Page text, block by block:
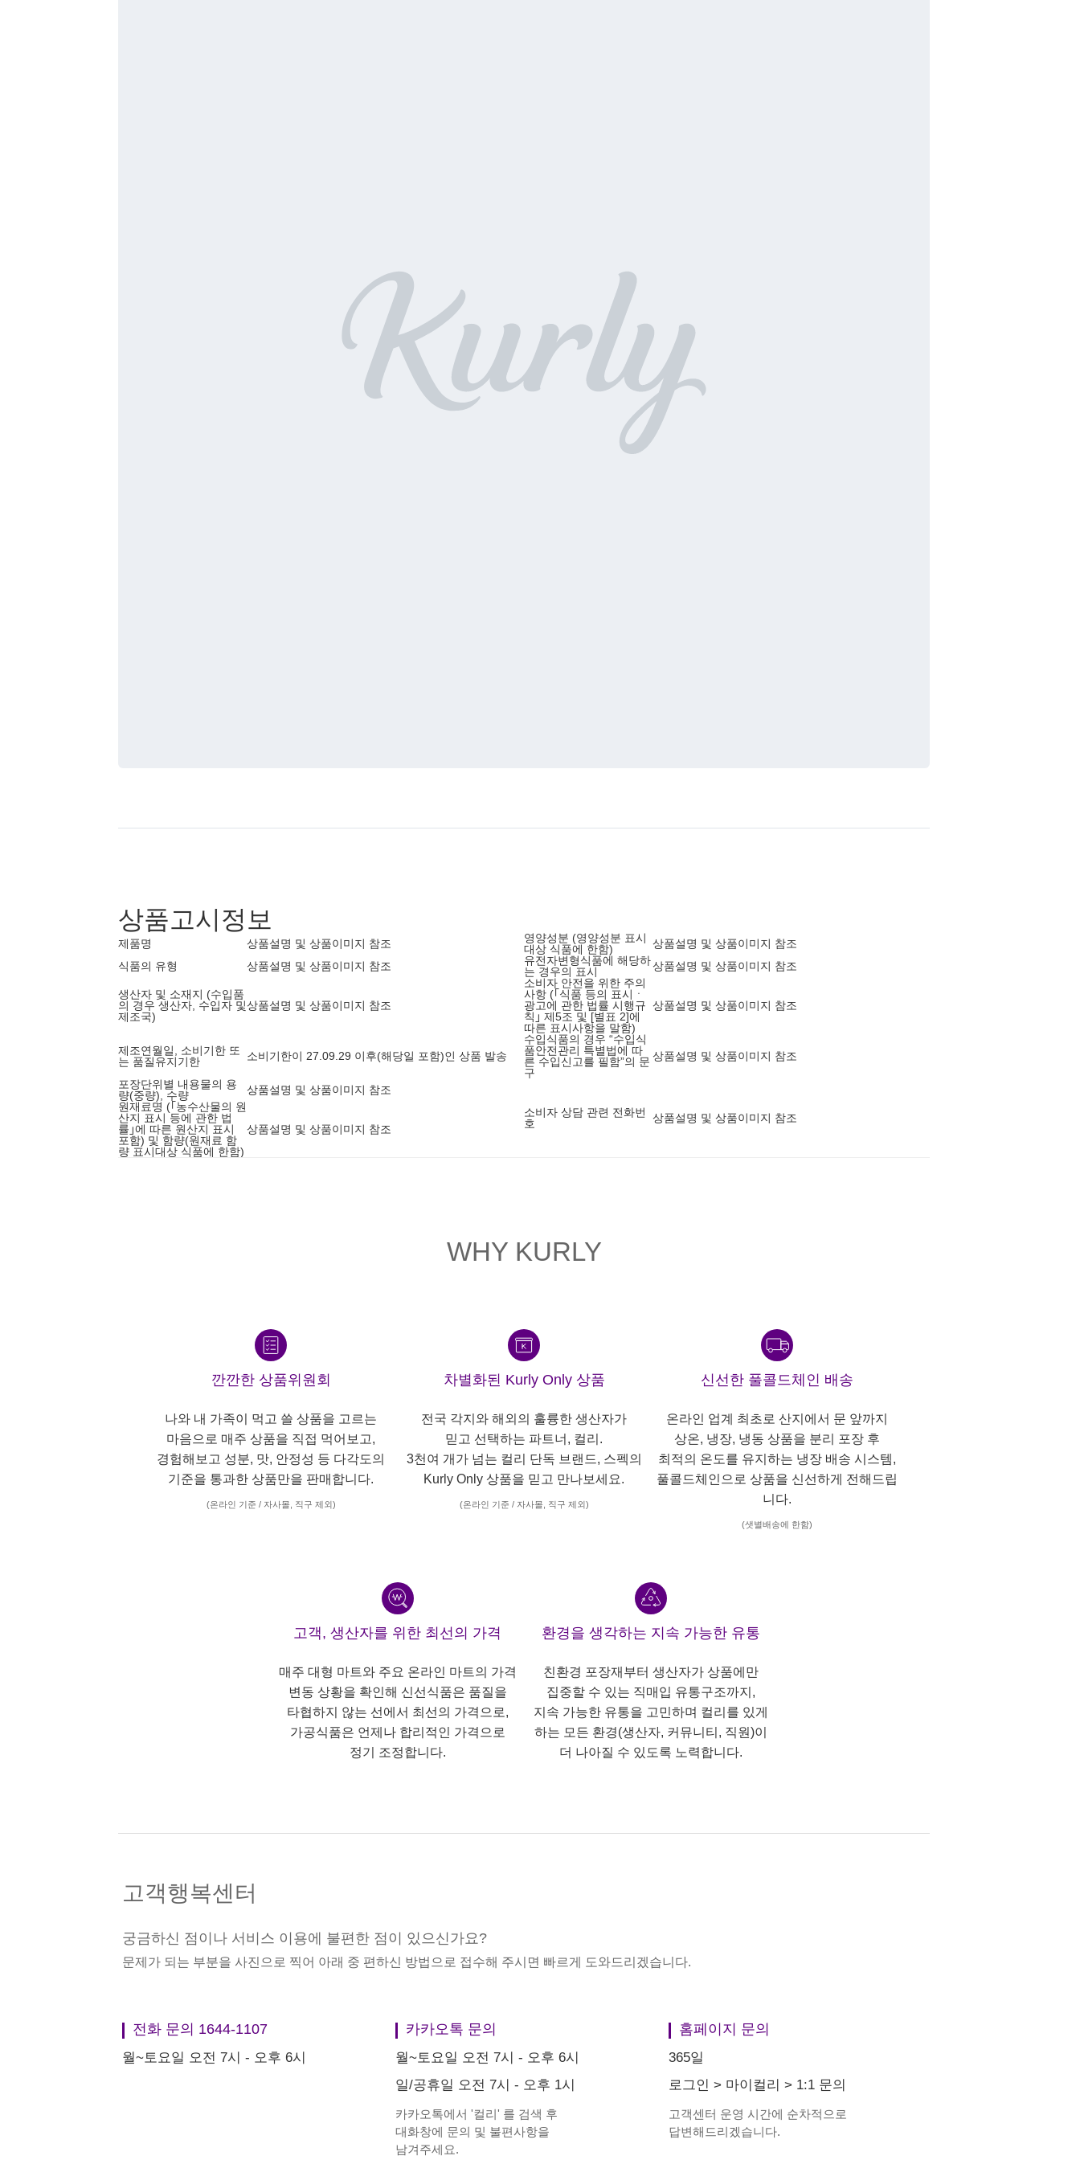
상품고시정보
제품명 상품설명 및 상품이미지 참조
영양성분 (영양성분 표시
대상 식품에 한함)
상품설명 및 상품이미지 참조
식품의 유형
상품설명 및 상품이미지 참조
유전자변형식품에 해당하
는 경우의 표시
상품설명 및 상품이미지 참조
생산자 및 소재지 (수입품
의 경우 생산자, 수입자 및
제조국)
상품설명 및 상품이미지 참조
소비자 안전을 위한 주의
사항 (｢식품 등의 표시ㆍ
광고에 관한 법률 시행규
칙｣ 제5조 및 [별표 2]에
따른 표시사항을 말함)
상품설명 및 상품이미지 참조
제조연월일, 소비기한 또
는 품질유지기한
소비기한이 27.09.29 이후(해당일 포함)인 상품 발송
수입식품의 경우 “수입식
품안전관리 특별법에 따
른 수입신고를 필함”의 문
구
상품설명 및 상품이미지 참조
포장단위별 내용물의 용
량(중량), 수량
상품설명 및 상품이미지 참조
소비자 상담 관련 전화번
호
상품설명 및 상품이미지 참조
원재료명 (｢농수산물의 원
산지 표시 등에 관한 법
률｣에 따른 원산지 표시
포함) 및 함량(원재료 함
량 표시대상 식품에 한함)
상품설명 및 상품이미지 참조
WHY KURLY
깐깐한 상품위원회
나와 내 가족이 먹고 쓸 상품을 고르는
마음으로 매주 상품을 직접 먹어보고,
경험해보고 성분, 맛, 안정성 등 다각도의
기준을 통과한 상품만을 판매합니다.
(온라인 기준 / 자사몰, 직구 제외)
차별화된 Kurly Only 상품
전국 각지와 해외의 훌륭한 생산자가
믿고 선택하는 파트너, 컬리.
3천여 개가 넘는 컬리 단독 브랜드, 스펙의
Kurly Only 상품을 믿고 만나보세요.
(온라인 기준 / 자사몰, 직구 제외)
신선한 풀콜드체인 배송
온라인 업계 최초로 산지에서 문 앞까지
상온, 냉장, 냉동 상품을 분리 포장 후
최적의 온도를 유지하는 냉장 배송 시스템,
풀콜드체인으로 상품을 신선하게 전해드립
니다.
(샛별배송에 한함)
고객, 생산자를 위한 최선의 가격
매주 대형 마트와 주요 온라인 마트의 가격
변동 상황을 확인해 신선식품은 품질을
타협하지 않는 선에서 최선의 가격으로,
가공식품은 언제나 합리적인 가격으로
정기 조정합니다.
환경을 생각하는 지속 가능한 유통
친환경 포장재부터 생산자가 상품에만
집중할 수 있는 직매입 유통구조까지,
지속 가능한 유통을 고민하며 컬리를 있게
하는 모든 환경(생산자, 커뮤니티, 직원)이
더 나아질 수 있도록 노력합니다.
고객행복센터
궁금하신 점이나 서비스 이용에 불편한 점이 있으신가요?
문제가 되는 부분을 사진으로 찍어 아래 중 편하신 방법으로 접수해 주시면 빠르게 도와드리겠습니다.
전화 문의 1644-1107
월~토요일 오전 7시 - 오후 6시
카카오톡 문의
월~토요일 오전 7시 - 오후 6시
일/공휴일 오전 7시 - 오후 1시
카카오톡에서 '컬리' 를 검색 후
대화창에 문의 및 불편사항을
남겨주세요.
홈페이지 문의
365일
로그인 > 마이컬리 > 1:1 문의
고객센터 운영 시간에 순차적으로
답변해드리겠습니다.